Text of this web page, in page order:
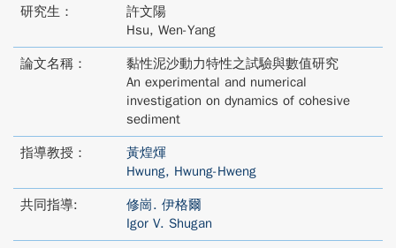
研究生：
許文陽
Hsu, Wen-Yang
論文名稱：
黏性泥沙動力特性之試驗與數值研究
An experimental and numerical
investigation on dynamics of cohesive
sediment
指導教授：
黃煌煇
Hwung, Hwung-Hweng
共同指導:
修崗. 伊格爾
Igor V. Shugan